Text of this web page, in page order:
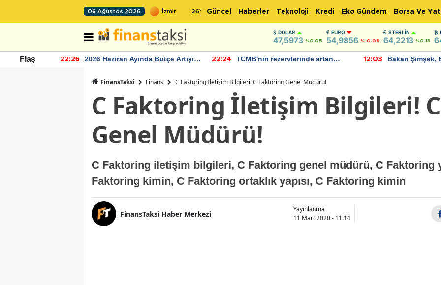
06 Ağustos 2026 26° Güncel Haberler Teknoloji Kredi Eko Gündem Borsa Ve
DOLAR
47,5973 %0.05
EURO
54,9856 %-0.08
STERLIN
64,2213 %0.13
Flaş 22:26
2026 Haziran Ayında Bütçe Artışı
22:24
TCMB'nin rezervlerinde artan
12:03
Bakan Şimşek,
FinansTaksi Finans C Faktoring İletişim Bilgileri! C Faktoring Genel Müdürü!
C Faktoring İletişim Bilgileri!
Genel Müdürü!
C Faktoring iletişim bilgileri, C Faktoring genel müdürü, C Faktoring
Faktoring kimin, C Faktoring ortaklık yapısı, C Faktoring kimin
FinansTaksi Haber Merkezi
Yayınlanma
11 Mart 2020 - 11:14